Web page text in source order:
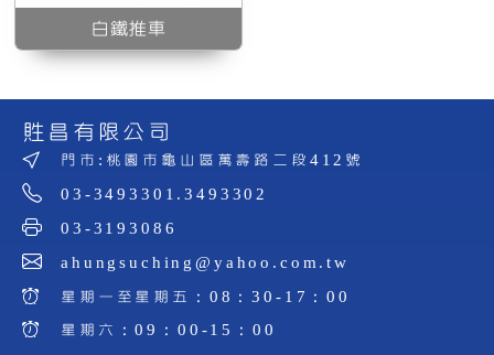
白鐵推車
貹昌有限公司
門市:桃園市龜山區萬壽路二段412號
03-3493301.3493302
03-3193086
ahungsuching@yahoo.com.tw
星期一至星期五：08：30-17：00
星期六：09：00-15：00